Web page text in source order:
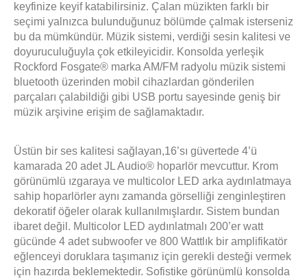
keyfinize keyif katabilirsiniz. Çalan müzikten farklı bir
seçimi yalnızca bulunduğunuz bölümde çalmak isterseniz
bu da mümkündür. Müzik sistemi, verdiği sesin kalitesi ve
doyuruculuğuyla çok etkileyicidir. Konsolda yerleşik
Rockford Fosgate® marka AM/FM radyolu müzik sistemi
bluetooth üzerinden mobil cihazlardan gönderilen
parçaları çalabildiği gibi USB portu sayesinde geniş bir
müzik arşivine erişim de sağlamaktadır.
Üstün bir ses kalitesi sağlayan,16’sı güvertede 4’ü
kamarada 20 adet JL Audio® hoparlör mevcuttur. Krom
görünümlü ızgaraya ve multicolor LED arka aydınlatmaya
sahip hoparlörler aynı zamanda görselliği zenginleştiren
dekoratif öğeler olarak kullanılmışlardır. Sistem bundan
ibaret değil. Multicolor LED aydınlatmalı 200’er watt
gücünde 4 adet subwoofer ve 800 Wattlık bir amplifikatör
eğlenceyi doruklara taşımanız için gerekli desteği vermek
için hazırda beklemektedir. Sofistike görünümlü konsolda